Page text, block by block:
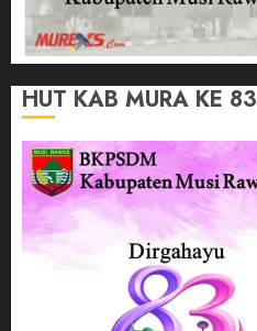
HUT KAB MURA KE 83